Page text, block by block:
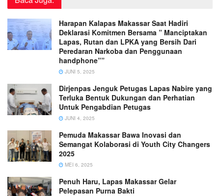
Harapan Kalapas Makassar Saat Hadiri
Deklarasi Komitmen Bersama ” Manciptakan
Lapas, Rutan dan LPKA yang Bersih Dari
Peredaran Narkoba dan Penggunaan
handphone””
JUNI 5, 2025
Dirjenpas Jenguk Petugas Lapas Nabire yang
Terluka Bentuk Dukungan dan Perhatian
Untuk Pengabdian Petugas
JUNI 4, 2025
Pemuda Makassar Bawa Inovasi dan
Semangat Kolaborasi di Youth City Changers
2025
MEI 6, 2025
Penuh Haru, Lapas Makassar Gelar
Pelepasan Purna Bakti